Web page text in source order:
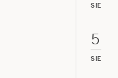
SIE
5
SIE